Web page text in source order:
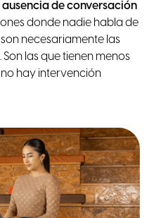
ausencia de conversación
donde nadie habla de
necesariamente las
las que tienen menos
no hay intervención